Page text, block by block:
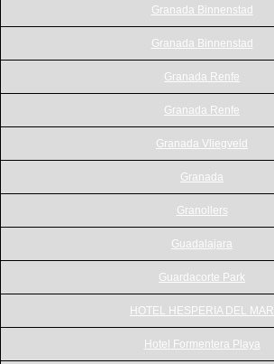
Granada Binnenstad
Granada Binnenstad
Granada Renfe
Granada Renfe
Granada Vliegveld
Granada
Granollers
Guadalajara
Guardacorte Park
HOTEL HESPERIA DEL MAR
Hotel Formentera Playa